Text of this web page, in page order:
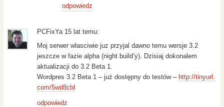
odpowiedz
PCFixYa 15 lat temu:
Moj serwer wlasciwie juz przyjal dawno temu wersje 3.2
jeszcze w fazie alpha (night build’y). Dzisiaj dokonalem
aktualizacji do 3.2 Beta 1.
Wordpres 3.2 Beta 1 – już dostępny do testów – http://tinyurl.
com/5wd8cbl
odpowiedz